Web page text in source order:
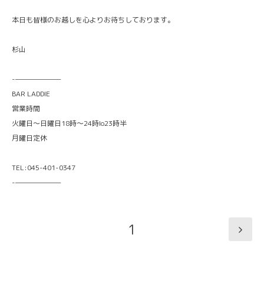
本日も皆様のお越しを心よりお待ちしております。
杉山
-———————
BAR LADDIE
営業時間
火曜日〜日曜日18時〜24時lo23時半
月曜日定休
TEL:045-401-0347
-———————
1